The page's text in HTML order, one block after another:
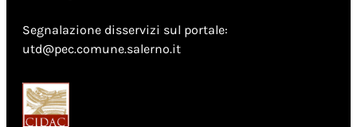
Segnalazione disservizi sul portale:
utd@pec.comune.salerno.it